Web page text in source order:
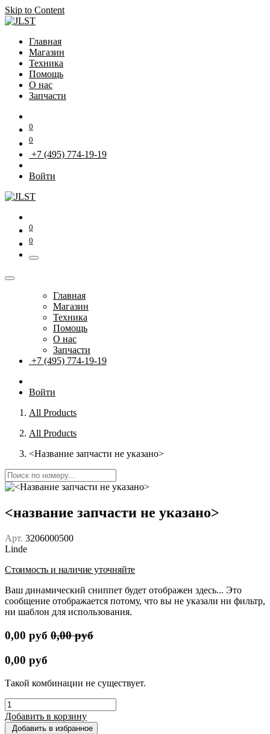
Skip to Content
Главная
Магазин
Техника
Помощь
О нас
Запчасти
0
0
+7 (495) 774-19-19
Войти
0
0
Главная
Магазин
Техника
Помощь
О нас
Запчасти
+7 (495) 774-19-19
Войти
All Products
All Products
<Название запчасти не указано>
<название запчасти не указано>
Арт. 3206000500
Linde
Стоимость и наличие уточняйте
Ваш динамический сниппет будет отображен здесь... Это
сообщение отображается потому, что вы не указали ни фильтр,
ни шаблон для использования.
0,00 руб 0,00руб
0,00 руб
Такой комбинации не существует.
Добавить в корзину
Добавить в избранное